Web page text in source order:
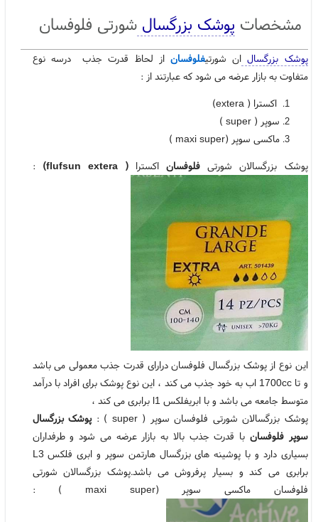
مشخصات پوشک بزرگسال شورتی فلوفسان
پوشک بزرگسال ان شورتیفلوفساناز لحاظ قدرت جذب درسه نوع
متفاوت به بازار عرضه می شود که عبارتند از :
اکسترا ( extera)
سوپر ( super )
ماکسی سوپر (maxi super )
پوشک بزرگسالان شورتی فلوفساناکسترا( flufsun extera)
:
این نوع از پوشک بزرگسال فلوفسان درارای قدرت جذب معمولی می باشد
و تا 1700cc اب به خود جذب می کند ، این نوع پوشک برای افراد با درآمد
متوسط جامعه می باشد و با ابریفلکس l1 برابری می کند ،
پوشک بزرگسالان شورتی فلوفسان سوپر ( super ) :
پوشک بزرگسال
سوپر فلوفسان با قدرت جذب بالا به بازار عرضه می شود و طرفداران
بسیاری دارد و با پوشینه های بزرگسال هارتمن سوپر و ابری فلکس L3
برابری می کند و بسیار پرفروش می باشد.پوشک بزرگسالان شورتی
فلوفسان ماکسی سوپر (maxi super ) :